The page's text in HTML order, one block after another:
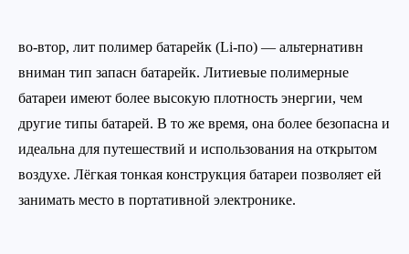
во-втор, лит полимер батарейк (Li-по) — альтернативн
вниман тип запасн батарейк. Литиевые полимерные
батареи имеют более высокую плотность энергии, чем
другие типы батарей. В то же время, она более безопасна и
идеальна для путешествий и использования на открытом
воздухе. Лёгкая тонкая конструкция батареи позволяет ей
занимать место в портативной электронике.